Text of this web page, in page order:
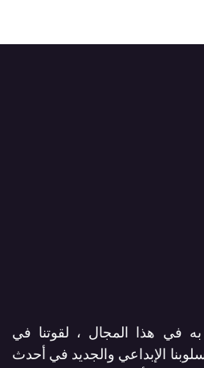
في هذا المجال ، لقوتنا في
الإبداعي والجديد في أحدث